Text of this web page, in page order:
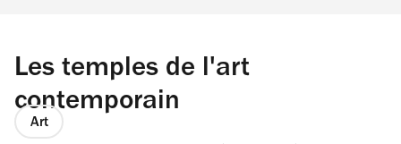
Les temples de l'art
contemporain
Art